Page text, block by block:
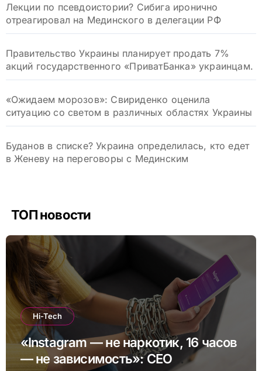
Лекции по псевдоистории? Сибига иронично
отреагировал на Мединского в делегации РФ
Правительство Украины планирует продать 7%
акций государственного «ПриватБанка» украинцам.
«Ожидаем морозов»: Свириденко оценила
ситуацию со светом в различных областях Украины
Буданов в списке? Украина определилась, кто едет
в Женеву на переговоры с Мединским
ТОП новости
Hi-Tech
«Instagram — не наркотик, 16 часов
— не зависимость»: CEO